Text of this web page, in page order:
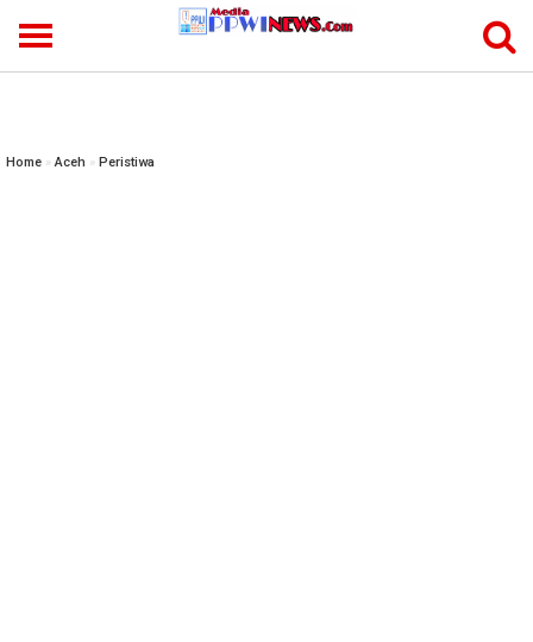
Home »Aceh » Peristiwa